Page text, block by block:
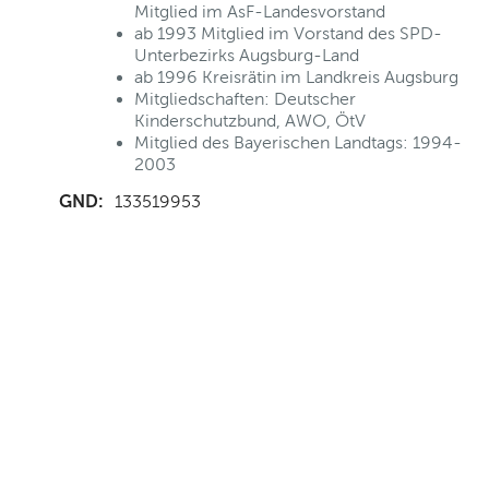
Mitglied im AsF-Landesvorstand
ab 1993 Mitglied im Vorstand des SPD-
Unterbezirks Augsburg-Land
ab 1996 Kreisrätin im Landkreis Augsburg
Mitgliedschaften: Deutscher
Kinderschutzbund, AWO, ÖtV
Mitglied des Bayerischen Landtags: 1994-
2003
GND: 133519953